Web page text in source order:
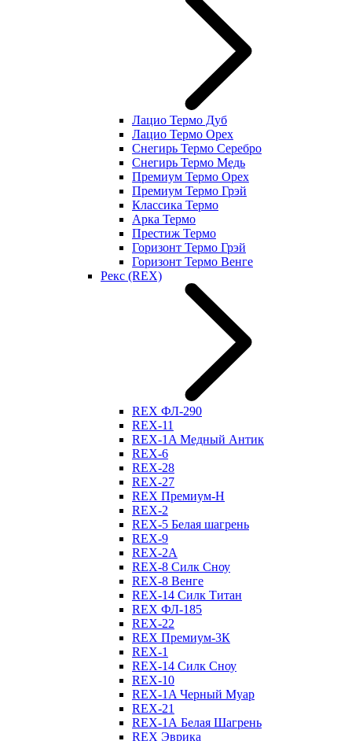
Лацио Термо Дуб
Лацио Термо Орех
Снегирь Термо Серебро
Снегирь Термо Медь
Премиум Термо Орех
Премиум Термо Грэй
Классика Термо
Арка Термо
Престиж Термо
Горизонт Термо Грэй
Горизонт Термо Венге
Рекс (REX)
REX ФЛ-290
REX-11
REX-1A Медный Антик
REX-6
REX-28
REX-27
REX Премиум-Н
REX-2
REX-5 Белая шагрень
REX-9
REX-2А
REX-8 Силк Сноу
REX-8 Венге
REX-14 Силк Титан
REX ФЛ-185
REX-22
REX Премиум-3К
REX-1
REX-14 Силк Сноу
REX-10
REX-1A Черный Муар
REX-21
REX-1А Белая Шагрень
REX Эврика